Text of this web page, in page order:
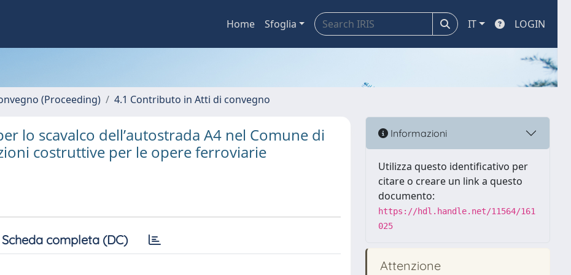
Home Sfoglia IT LOGIN
(Proceeding) 4.1 Contributo in Atti di convegno
lo scavalco dell’autostrada A4 nel Comune di
costruttive per le opere ferroviarie
Scheda completa (DC)
Informazioni
Utilizza questo identificativo per
citare o creare un link a questo
documento:
https://hdl.handle.net/11564/161
025
Attenzione